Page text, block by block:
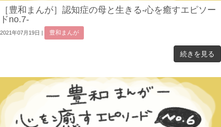
［豊和まんが］認知症の母と生きる-心を癒すエピソー
ドno.7-
2021年07月19日 | 豊和まんが
続きを見る